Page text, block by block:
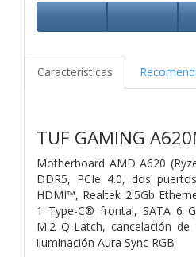
Características
TUF GAMING
Motherboard AMD A620
DDR5, PCIe 4.0, dos
HDMI™, Realtek 2.5Gb
1 Type-C® frontal, SATA 6
M.2 Q-Latch, cancelación
iluminación Aura Sync RGB